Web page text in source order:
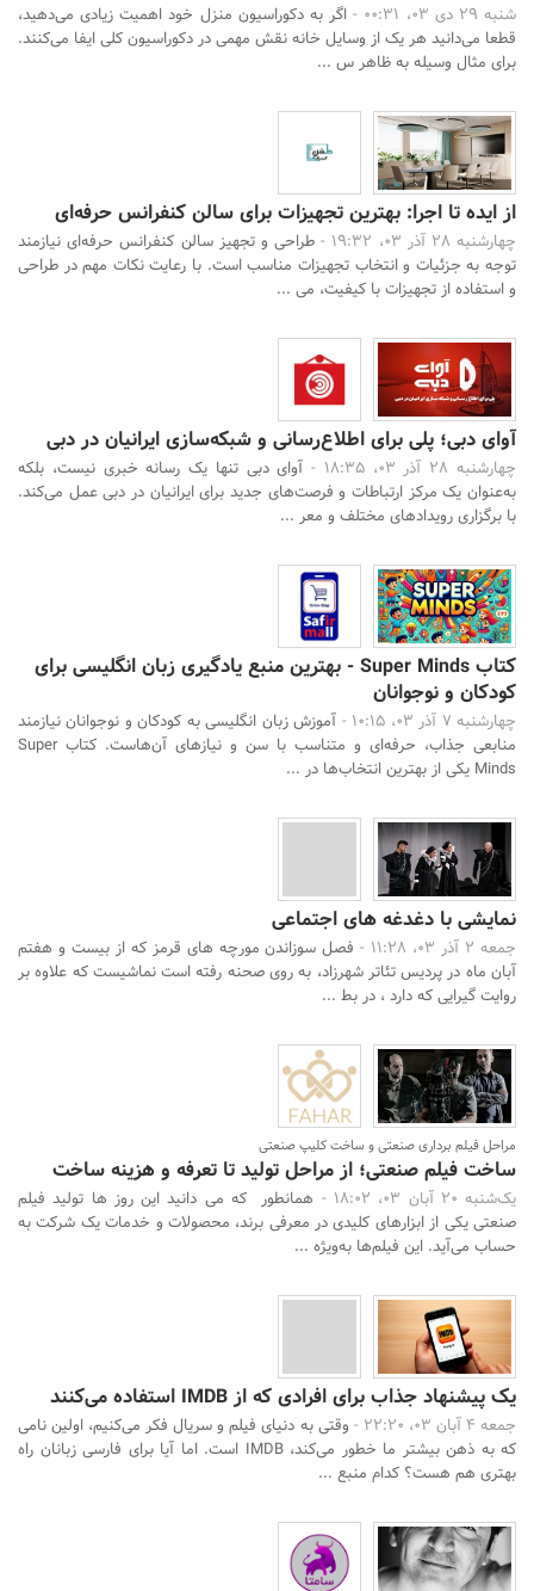
شنبه 29 دی 03، 00:31 -
اگر به دکوراسیون منزل خود اهمیت زیادی می‌دهید،
قطعا می‌دانید هر یک از وسایل خانه نقش مهمی در دکوراسیون کلی ایفا می‌کنند.
برای مثال وسیله به ظاهر س ...
از ایده تا اجرا: بهترین تجهیزات برای سالن کنفرانس حرفه‌ای
چهارشنبه 28 آذر 03، 19:32 -
طراحی و تجهیز سالن کنفرانس حرفه‌ای نیازمند
توجه به جزئیات و انتخاب تجهیزات مناسب است. با رعایت نکات مهم در طراحی
و استفاده از تجهیزات با کیفیت، می ...
آوای دبی؛ پلی برای اطلاع‌رسانی و شبکه‌سازی ایرانیان در دبی
چهارشنبه 28 آذر 03، 18:35 -
آوای دبی تنها یک رسانه خبری نیست، بلکه
به‌عنوان یک مرکز ارتباطات و فرصت‌های جدید برای ایرانیان در دبی عمل می‌کند.
با برگزاری رویدادهای مختلف و معر ...
کتاب Super Minds - بهترین منبع یادگیری زبان انگلیسی برای
کودکان و نوجوانان
چهارشنبه 7 آذر 03، 10:15 -
آموزش زبان انگلیسی به کودکان و نوجوانان نیازمند
منابعی جذاب، حرفه‌ای و متناسب با سن و نیازهای آن‌هاست. کتاب Super
Minds یکی از بهترین انتخاب‌ها در ...
نمایشی با دغدغه های اجتماعی
جمعه 2 آذر 03، 11:28 -
فصل سوزاندن مورچه های قرمز که از بیست و هفتم
آبان ماه در پردیس تئاتر شهرزاد، به روی صحنه رفته است نماشیست که علاوه بر
روایت گیرایی که دارد ، در بط ...
مراحل فیلم برداری صنعتی و ساخت کلیپ صنعتی
ساخت فیلم صنعتی؛ از مراحل تولید تا تعرفه و هزینه ساخت
یک‌شنبه 20 آبان 03، 18:02 -
همانطور که می دانید این روز ها تولید فیلم
صنعتی یکی از ابزارهای کلیدی در معرفی برند، محصولات و خدمات یک شرکت به
حساب می‌آید. این فیلم‌ها به‌ویژه ...
یک پیشنهاد جذاب برای افرادی که از IMDB استفاده می‌کنند
جمعه 4 آبان 03، 22:20 -
وقتی به دنیای فیلم و سریال فکر می‌کنیم، اولین نامی
که به ذهن بیشتر ما خطور می‌کند، IMDB است. اما آیا برای فارسی زبانان راه
بهتری هم هست؟ کدام منبع ...